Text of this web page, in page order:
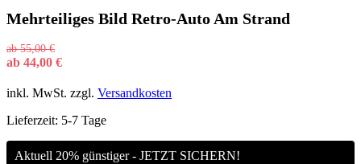
Mehrteiliges Bild Retro-Auto Am Strand
ab55,00€
ab 44,00 €
inkl. MwSt. zzgl. Versandkosten
Lieferzeit: 5-7 Tage
Aktuell 20% günstiger - JETZT SICHERN!